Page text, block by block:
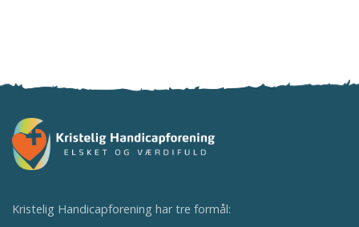
Kristelig Handicapforening har tre formål: